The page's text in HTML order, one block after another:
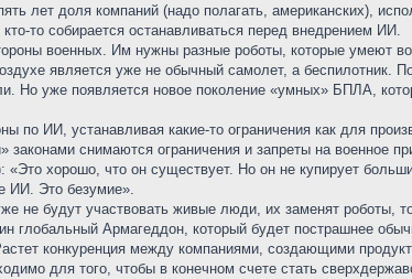
лет доля компаний (надо полагать, американских),
то собирается останавливаться перед внедрением ИИ.
военных. Им нужны разные роботы, которые умеют
является уже не обычный самолет, а
Но уже появляется новое поколение «умных» БПЛА,
по ИИ, устанавливая какие-то ограничения как для
снимаются ограничения и запреты на военное
хорошо, что он существует. Но он не купирует
ИИ. Это безумие».
не будут участвовать живые люди, их заменят роботы,
глобальный Армагеддон, который будет пострашнее
конкуренция между компаниями, создающими
для того, чтобы в конечном счете стать